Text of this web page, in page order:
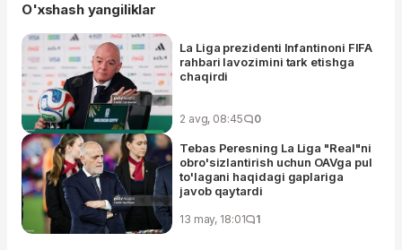
O'xshash yangiliklar
La Liga prezidenti Infantinoni FIFA
rahbari lavozimini tark etishga
chaqirdi
2 avg, 08:45 0
Tebas Peresning La Liga "Real"ni
obro'sizlantirish uchun OAVga pul
to'lagani haqidagi gaplariga
javob qaytardi
13 may, 18:01 1